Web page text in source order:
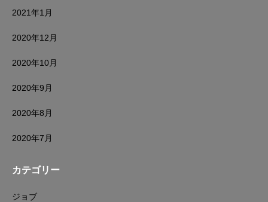
2021年1月
2020年12月
2020年10月
2020年9月
2020年8月
2020年7月
カテゴリー
ジョブ